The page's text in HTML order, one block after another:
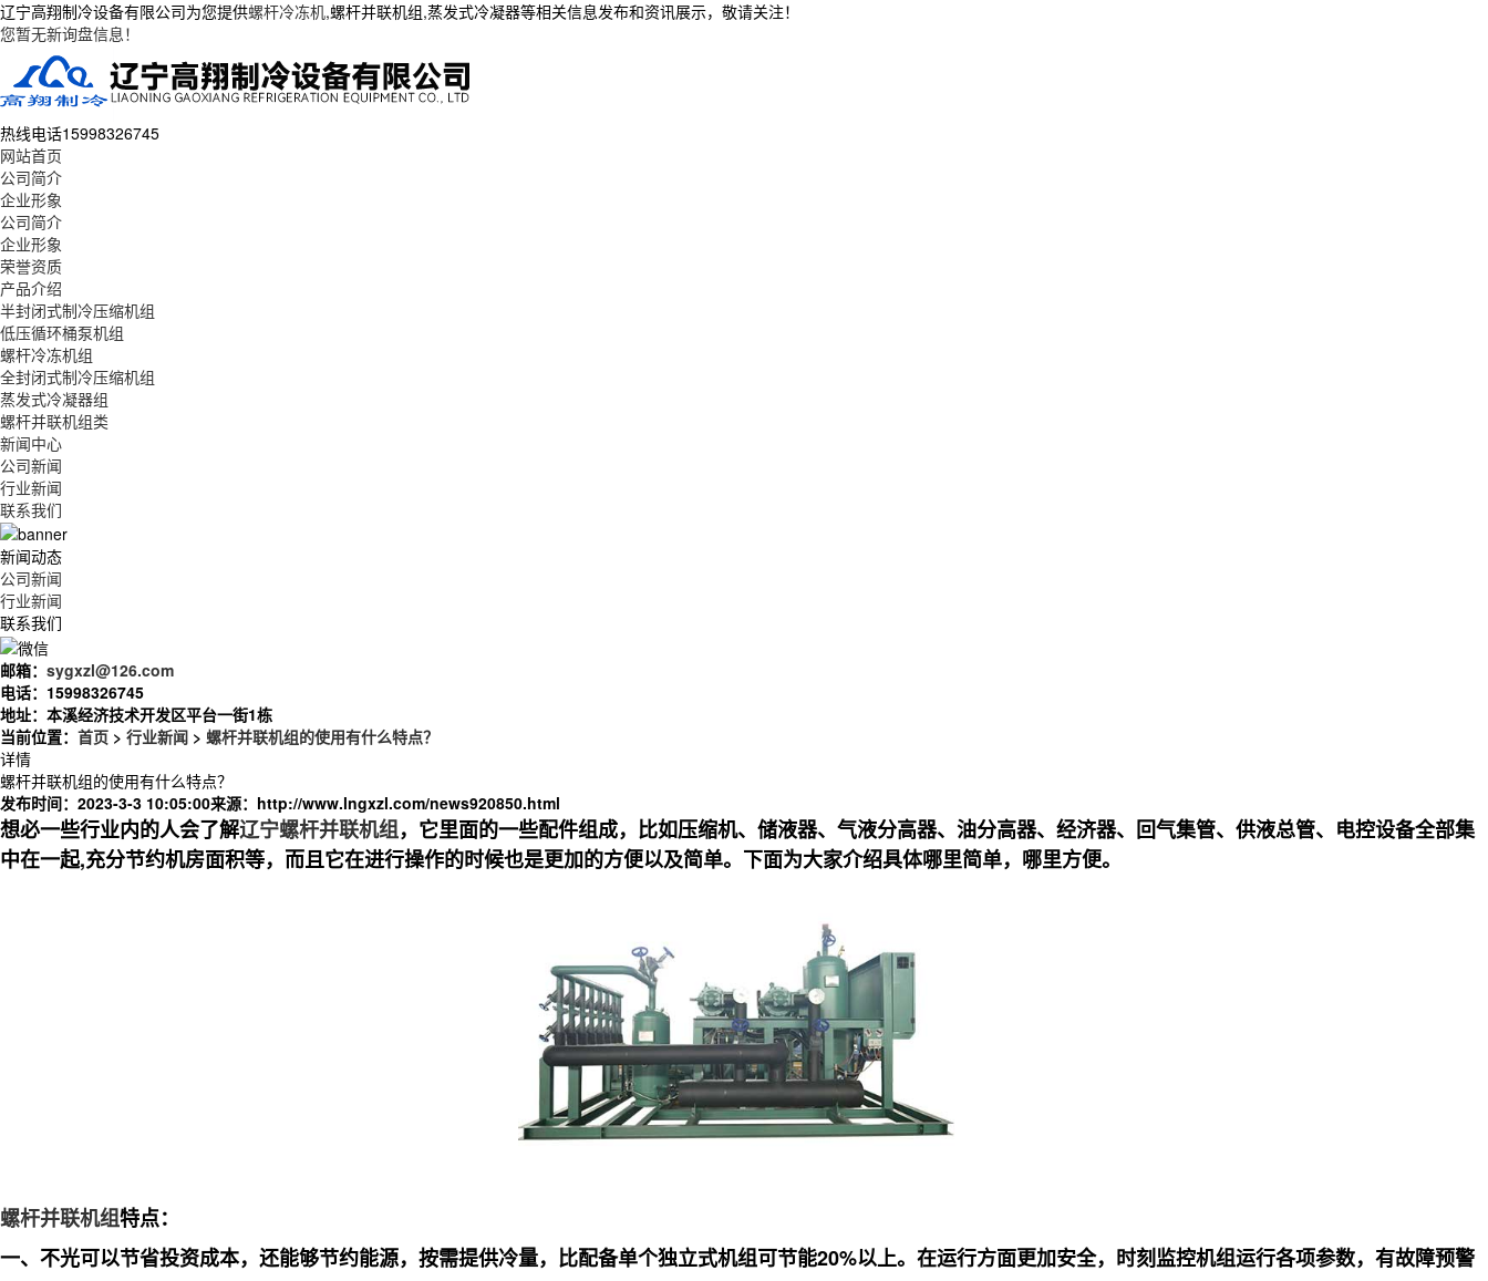
辽宁高翔制冷设备有限公司为您提供螺杆冷冻机,螺杆并联机组,蒸发式冷凝器等相关信息发布和资讯展示，敬请关注！
您暂无新询盘信息！
热线电话15998326745
网站首页
公司简介
企业形象
公司简介
企业形象
荣誉资质
产品介绍
半封闭式制冷压缩机组
低压循环桶泵机组
螺杆冷冻机组
全封闭式制冷压缩机组
蒸发式冷凝器组
螺杆并联机组类
新闻中心
公司新闻
行业新闻
联系我们
新闻动态
公司新闻
行业新闻
联系我们
邮箱： sygxzl@126.com
电话： 15998326745
地址： 本溪经济技术开发区平台一街1栋
当前位置： 首页 > 行业新闻 > 螺杆并联机组的使用有什么特点？
详情
螺杆并联机组的使用有什么特点？
发布时间：2023-3-3 10:05:00来源： http://www.lngxzl.com/news920850.html
想必一些行业内的人会了解辽宁螺杆并联机组，它里面的一些配件组成，比如压缩机、储液器、气液分高器、油分高器、经济器、回气集管、供液总管、电控设备全部集
中在一起,充分节约机房面积等，而且它在进行操作的时候也是更加的方便以及简单。下面为大家介绍具体哪里简单，哪里方便。
螺杆并联机组特点：
一、不光可以节省投资成本，还能够节约能源，按需提供冷量，比配备单个独立式机组可节能20%以上。在运行方面更加安全，时刻监控机组运行各项参数，有故障预警